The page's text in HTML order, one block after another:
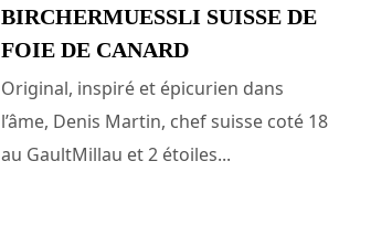
BIRCHERMUESSLI SUISSE DE
FOIE DE CANARD
Original, inspiré et épicurien dans
l’âme, Denis Martin, chef suisse coté 18
au GaultMillau et 2 étoiles...